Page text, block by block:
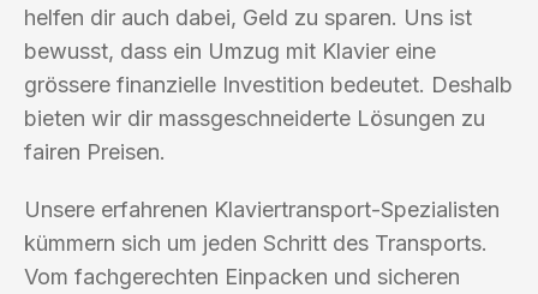
helfen dir auch dabei, Geld zu sparen. Uns ist
bewusst, dass ein Umzug mit Klavier eine
grössere finanzielle Investition bedeutet. Deshalb
bieten wir dir massgeschneiderte Lösungen zu
fairen Preisen.
Unsere erfahrenen Klaviertransport-Spezialisten
kümmern sich um jeden Schritt des Transports.
Vom fachgerechten Einpacken und sicheren